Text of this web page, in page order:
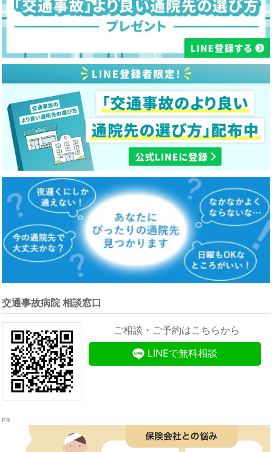
交通事故病院 相談窓口
ご相談・ご予約はこちらから
LINEで無料相談